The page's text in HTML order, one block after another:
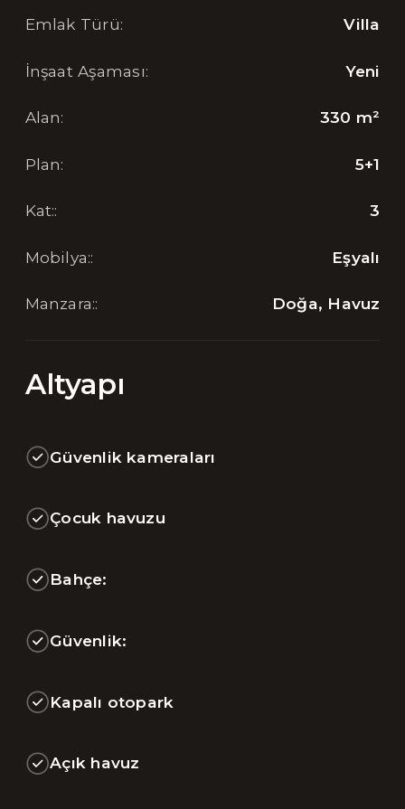
Emlak Türü: Villa
İnşaat Aşaması: Yeni
Alan: 330 m²
Plan: 5+1
Kat:: 3
Mobilya:: Eşyalı
Manzara:: Doğa, Havuz
Altyapı
Güvenlik kameraları
Çocuk havuzu
Bahçe:
Güvenlik:
Kapalı otopark
Açık havuz